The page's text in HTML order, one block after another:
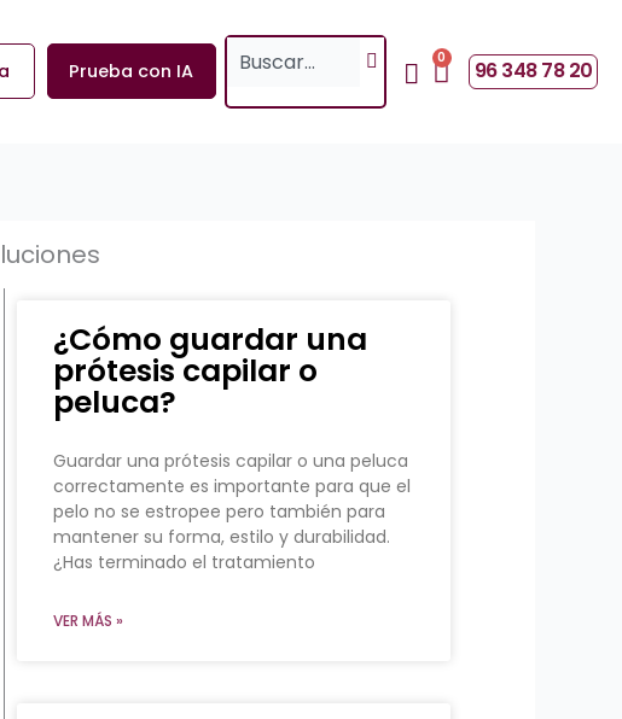
Prueba con IA
Search 0
Cart96 348 78 20
¿Cómo guardar una
prótesis capilar o
peluca?
Guardar una prótesis capilar o una peluca
correctamente es importante para que el
pelo no se estropee pero también para
mantener su forma, estilo y durabilidad.
¿Has terminado el tratamiento
VER MÁS »